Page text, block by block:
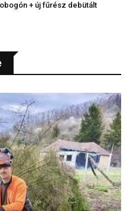
+ új fűrész debütált